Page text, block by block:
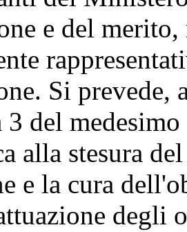
e del
Si prevede,
3 del
alla stesura
e la cura
degli